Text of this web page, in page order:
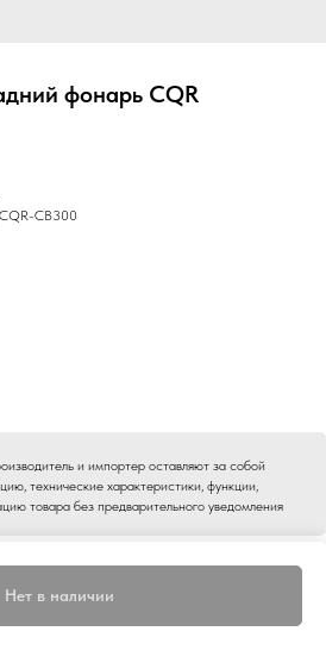
фонарь CQR
Нет в наличии
CB300
и импортер оставляют за собой
технические характеристики, функции,
товара без предварительного уведомления